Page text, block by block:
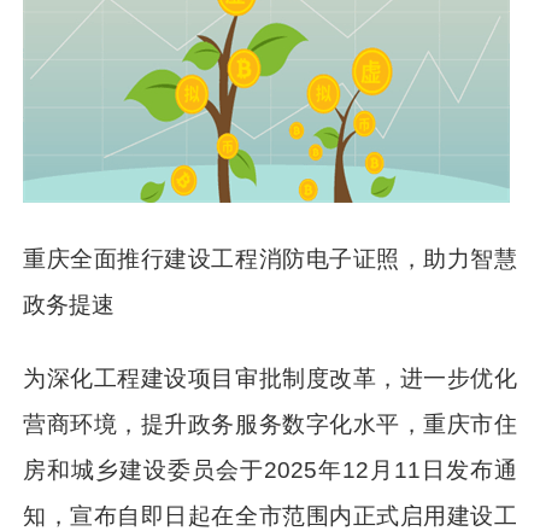
重庆全面推行建设工程消防电子证照，助力智慧
政务提速
为深化工程建设项目审批制度改革，进一步优化
营商环境，提升政务服务数字化水平，重庆市住
房和城乡建设委员会于2025年12月11日发布通
知，宣布自即日起在全市范围内正式启用建设工